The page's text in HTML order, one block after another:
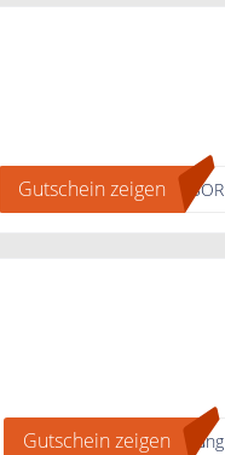
Gutschein zeigen RSOR
Ihr Postfach.
Gutschein zeigen dung